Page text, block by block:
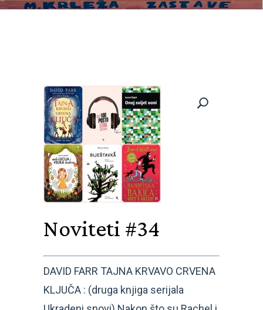
Noviteti #34
DAVID FARR TAJNA KRVAVO CRVENA
KLJUČA : (druga knjiga serijala